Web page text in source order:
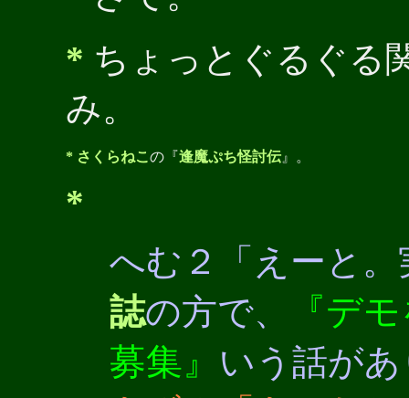
* ちょっとぐるぐる
み。
* さくらねこ の『逢魔ぷち怪討伝 』。
*
へむ２「えーと
誌の方で、
『デ
募集』 いう話が